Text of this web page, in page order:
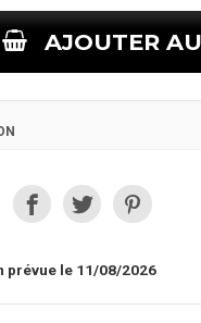
AJOUTER
prévue le 11/08/2026